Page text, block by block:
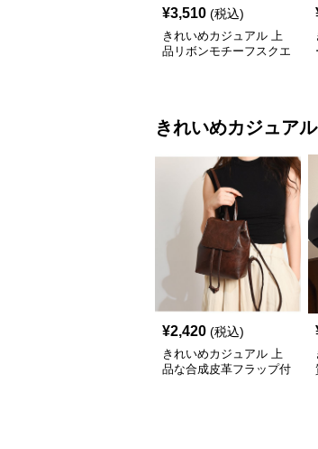
¥3,510 (税込)
きれいめカジュアル 上
品リボンモチーフスクエ
きれいめカジュアル
¥2,420 (税込)
きれいめカジュアル 上
品な合成皮革フラップ付